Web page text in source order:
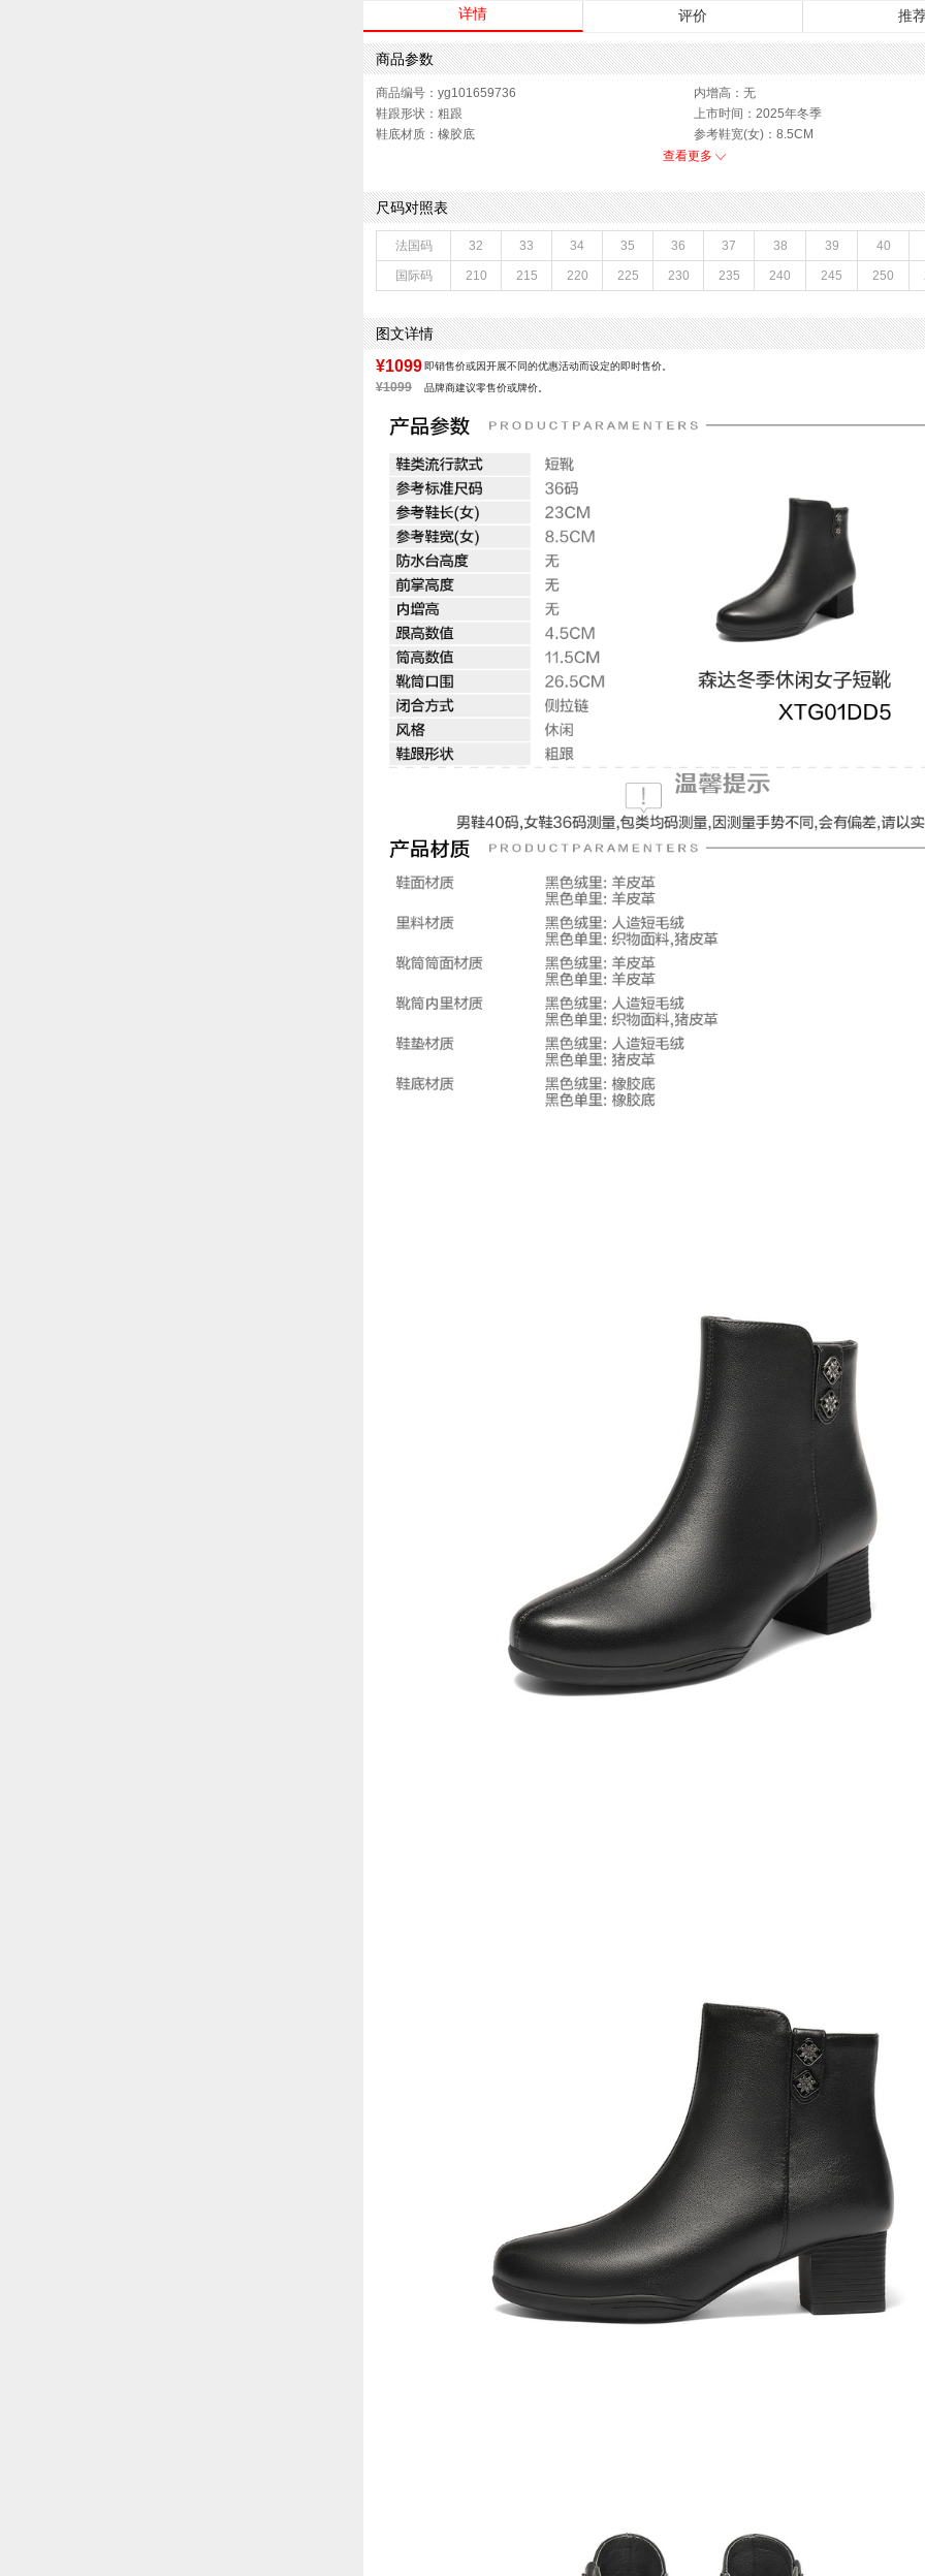
详情 评价 推
商品参数
商品编号：yg101659736
内增高：无
鞋跟形状：粗跟
上市时间：2025年冬季
鞋底材质：橡胶底
参考鞋宽(女)：8.5CM
色系：黑色
靴筒筒面材质：羊皮革
闭合方式：侧拉链
前掌高度：无
款式季节：冬季
配跟：无
鞋垫材质：猪皮革
鞋头款式：圆头
鞋面材质：羊皮革
鞋面图案：纯色
参考鞋长(女)：23CM
性别：女子
皮质特征：头层皮
筒高数值：11.5CM
里料材质：猪皮革,织物面料
防水台高度：无
靴筒口围：26.5CM
查看更多
尺码对照表
法国码 32 33 34 35 36 37 38 39 40
国际码 210 215 220 225 230 235 240 245 250
图文详情
¥1099 即销售价或因开展不同的优惠活动而设定的即时售价。
¥1099 品牌商建议零售价或牌价。